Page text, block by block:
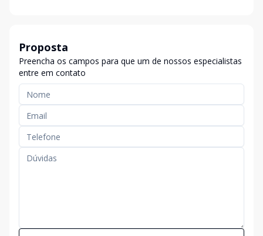
Proposta
Preencha os campos para que um de nossos especialistas
entre em contato